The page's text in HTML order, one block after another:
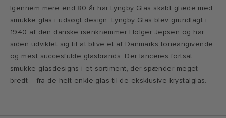
Igennem mere end 80 år har Lyngby Glas skabt glæde med
smukke glas i udsøgt design. Lyngby Glas blev grundlagt i
1940 af den danske isenkræmmer Holger Jepsen og har
siden udviklet sig til at blive et af Danmarks toneangivende
og mest succesfulde glasbrands. Der lanceres fortsat
smukke glasdesigns i et sortiment, der spænder meget
bredt – fra de helt enkle glas til de eksklusive krystalglas.